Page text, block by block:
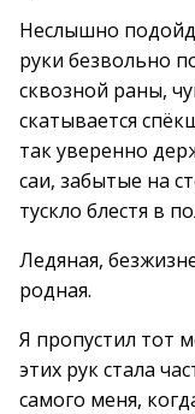
Неслышно
руки безвольно
сквозной раны,
скатывается
так уверенно
саи, забытые на
тускло блестя в
Ледяная,
родная.
Я пропустил тот
этих рук стала
самого меня,